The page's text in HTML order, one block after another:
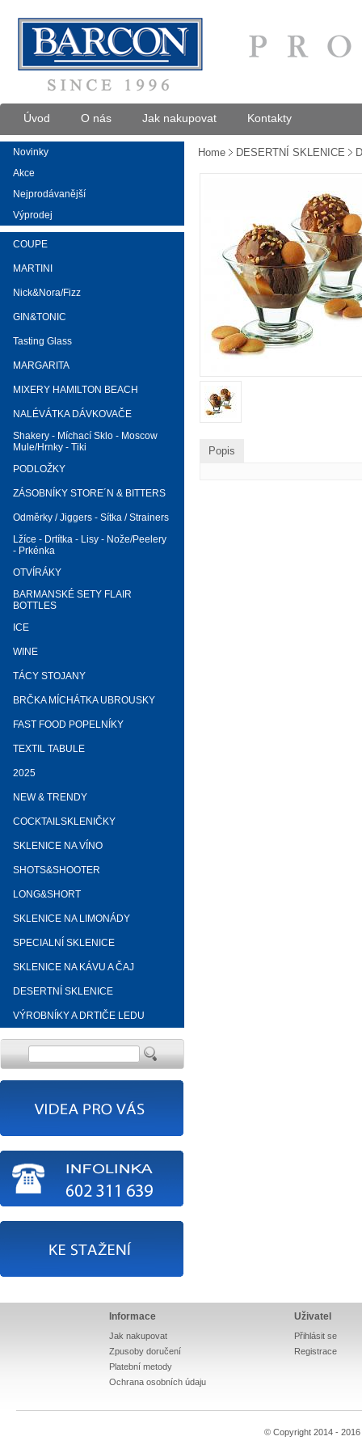
Úvod O nás Jak nakupovat Kontakty
Novinky
Akce
Nejprodávanější
Výprodej
COUPE
MARTINI
Nick&Nora/Fizz
GIN&TONIC
Tasting Glass
MARGARITA
MIXERY HAMILTON BEACH
NALÉVÁTKA DÁVKOVAČE
Shakery - Míchací Sklo - Moscow
Mule/Hrnky - Tiki
PODLOŽKY
ZÁSOBNÍKY STORE´N & BITTERS
Odměrky / Jiggers - Sítka / Strainers
Lžíce - Drtítka - Lisy - Nože/Peelery
- Prkénka
OTVÍRÁKY
BARMANSKÉ SETY FLAIR
BOTTLES
ICE
WINE
TÁCY STOJANY
BRČKA MÍCHÁTKA UBROUSKY
FAST FOOD POPELNÍKY
TEXTIL TABULE
2025
NEW & TRENDY
COCKTAILSKLENIČKY
SKLENICE NA VÍNO
SHOTS&SHOOTER
LONG&SHORT
SKLENICE NA LIMONÁDY
SPECIALNÍ SKLENICE
SKLENICE NA KÁVU A ČAJ
DESERTNÍ SKLENICE
VÝROBNÍKY A DRTIČE LEDU
Home DESERTNÍ SKLENICE
Popis
Informace
Jak nakupovat
Zpusoby doručení
Platební metody
Ochrana osobních údaju
Uživatel
Přihlásit se
Registrace
© Copyright 2014 - 2016